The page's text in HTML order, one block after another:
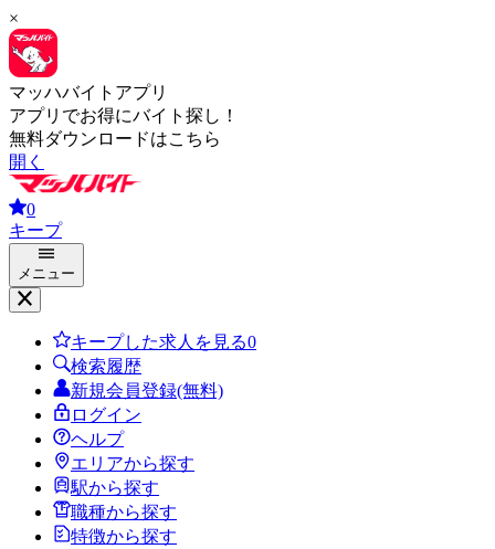
×
マッハバイトアプリ
アプリでお得にバイト探し！
無料ダウンロードはこちら
開く
0
キープ
メニュー
キープした求人を見る0
検索履歴
新規会員登録(無料)
ログイン
ヘルプ
エリアから探す
駅から探す
職種から探す
特徴から探す